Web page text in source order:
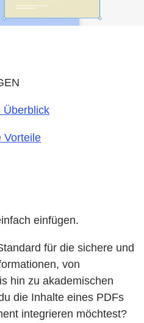
Überblick
Vorteile
einfügen.
für die sichere und
von
hin zu akademischen
die Inhalte eines PDFs
integrieren möchtest?